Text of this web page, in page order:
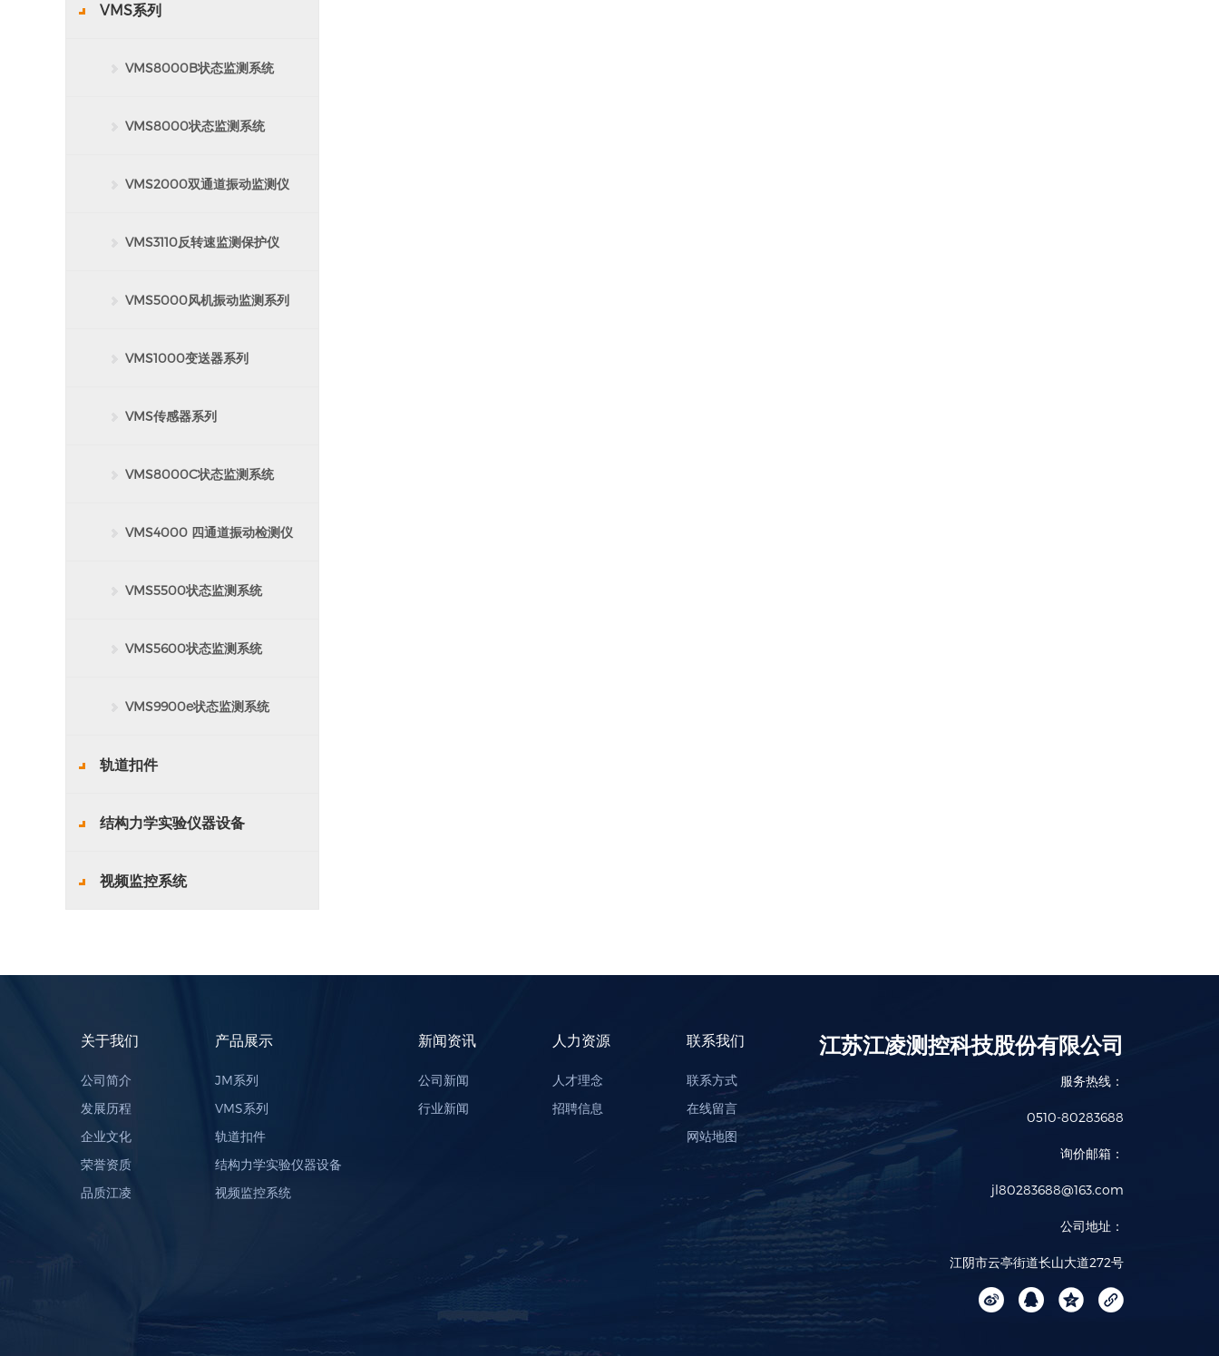
VMS系列
VMS8000B状态监测系统
VMS8000状态监测系统
VMS2000双通道振动监测仪
VMS3110反转速监测保护仪
VMS5000风机振动监测系列
VMS1000变送器系列
VMS传感器系列
VMS8000C状态监测系统
VMS4000 四通道振动检测仪
VMS5500状态监测系统
VMS5600状态监测系统
VMS9900e状态监测系统
轨道扣件
结构力学实验仪器设备
视频监控系统
关于我们
公司简介
发展历程
企业文化
荣誉资质
品质江凌
产品展示
JM系列
VMS系列
轨道扣件
结构力学实验仪器设备
视频监控系统
新闻资讯
公司新闻
行业新闻
人力资源
人才理念
招聘信息
联系我们
联系方式
在线留言
网站地图
江苏江凌测控科技股份有限公司
服务热线：
0510-80283688
询价邮箱：
jl80283688@163.com
公司地址：
江阴市云亭街道长山大道272号